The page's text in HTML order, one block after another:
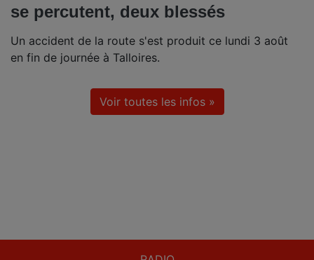
se percutent, deux blessés
Un accident de la route s'est produit ce lundi 3 août
en fin de journée à Talloires.
Voir toutes les infos »